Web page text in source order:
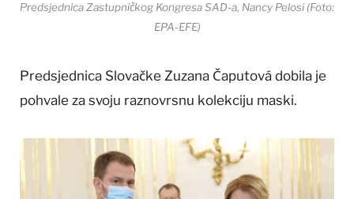
Predsjednica Zastupničkog Kongresa SAD-a, Nancy Pelosi (Foto:
EPA-EFE)
Predsjednica Slovačke Zuzana Čaputová dobila je
pohvale za svoju raznovrsnu kolekciju maski.